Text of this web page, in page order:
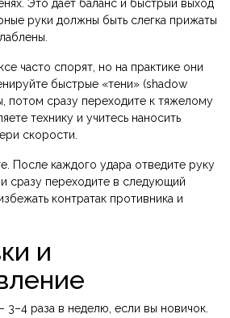
Это даёт баланс и быстрый выход
руки должны быть слегка прижаты
часто спорят, но на практике они
быстрые «тени» (shadow
потом сразу переходите к тяжелому
технику и учитесь наносить
скорости.
После каждого удара отведите руку
и сразу переходите в следующий
контратак противника и
и
3–4 раза в неделю, если вы новичок.